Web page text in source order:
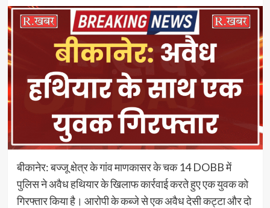
बीकानेर: बज्जू क्षेत्र के गांव माणकासर के चक 14 DOBB में
पुलिस ने अवैध हथियार के खिलाफ कार्रवाई करते हुए एक युवक को
गिरफ्तार किया है। आरोपी के कब्जे से एक अवैध देसी कट्टा और दो